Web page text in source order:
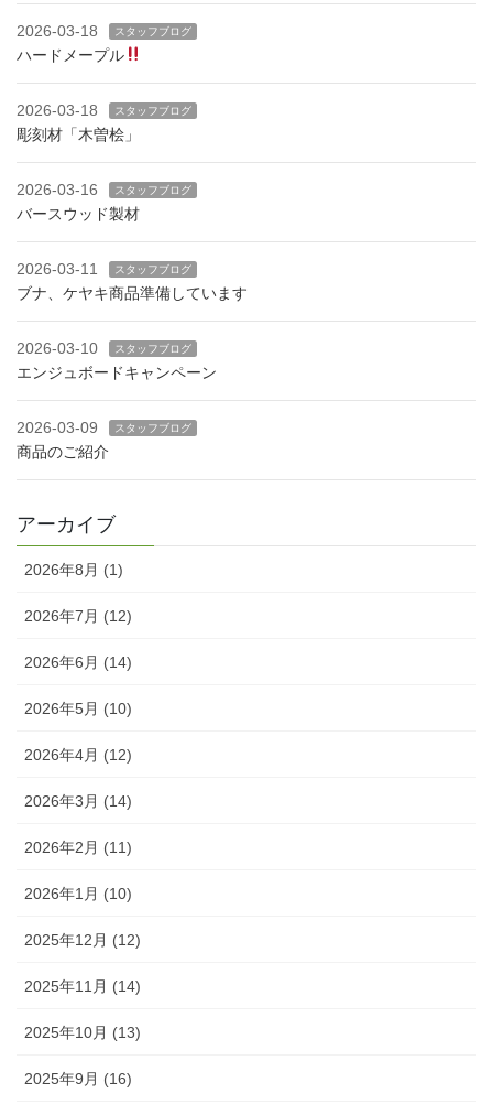
2026-03-18 スタッフブログ
ハードメープル
2026-03-18 スタッフブログ
彫刻材「木曽桧」
2026-03-16 スタッフブログ
バースウッド製材
2026-03-11 スタッフブログ
ブナ、ケヤキ商品準備しています
2026-03-10 スタッフブログ
エンジュボードキャンペーン
2026-03-09 スタッフブログ
商品のご紹介
アーカイブ
2026年8月 (1)
2026年7月 (12)
2026年6月 (14)
2026年5月 (10)
2026年4月 (12)
2026年3月 (14)
2026年2月 (11)
2026年1月 (10)
2025年12月 (12)
2025年11月 (14)
2025年10月 (13)
2025年9月 (16)